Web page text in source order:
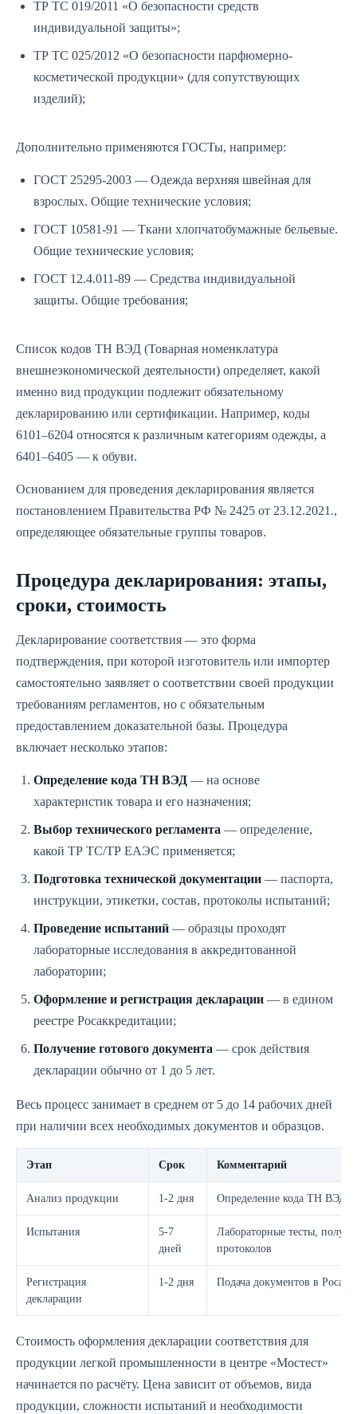
ТР ТС 019/2011 «О безопасности средств
индивидуальной защиты»;
ТР ТС 025/2012 «О безопасности парфюмерно-
косметической продукции» (для сопутствующих
изделий);
Дополнительно применяются ГОСТы, например:
ГОСТ 25295-2003 — Одежда верхняя швейная для
взрослых. Общие технические условия;
ГОСТ 10581-91 — Ткани хлопчатобумажные бельевые.
Общие технические условия;
ГОСТ 12.4.011-89 — Средства индивидуальной
защиты. Общие требования;
Список кодов ТН ВЭД (Товарная номенклатура
внешнеэкономической деятельности) определяет, какой
именно вид продукции подлежит обязательному
декларированию или сертификации. Например, коды
6101–6204 относятся к различным категориям одежды, а
6401–6405 — к обуви.
Основанием для проведения декларирования является
постановлением Правительства РФ № 2425 от 23.12.2021.,
определяющее обязательные группы товаров.
Процедура декларирования: этапы,
сроки, стоимость
Декларирование соответствия — это форма
подтверждения, при которой изготовитель или импортер
самостоятельно заявляет о соответствии своей продукции
требованиям регламентов, но с обязательным
предоставлением доказательной базы. Процедура
включает несколько этапов:
Определение кода ТН ВЭД — на основе
характеристик товара и его назначения;
Выбор технического регламента — определение,
какой ТР ТС/ТР ЕАЭС применяется;
Подготовка технической документации — паспорта,
инструкции, этикетки, состав, протоколы испытаний;
Проведение испытаний — образцы проходят
лабораторные исследования в аккредитованной
лаборатории;
Оформление и регистрация декларации — в едином
реестре Росаккредитации;
Получение готового документа — срок действия
декларации обычно от 1 до 5 лет.
Весь процесс занимает в среднем от 5 до 14 рабочих дней
при наличии всех необходимых документов и образцов.
Этап Срок Комментарий
Анализ продукции 1-2 дня Определение кода ТН ВЭД,
Испытания
5-7
дней
Лабораторные тесты,
протоколов
Регистрация
декларации
1-2 дня Подача документов в
Стоимость оформления декларации соответствия для
продукции легкой промышленности в центре «Мостест»
начинается по расчёту. Цена зависит от объемов, вида
продукции, сложности испытаний и необходимости